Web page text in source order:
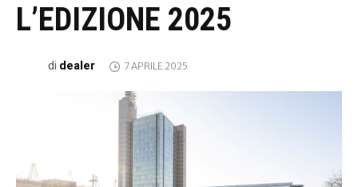
L’EDIZIONE 2025
di dealer 7 APRILE 2025